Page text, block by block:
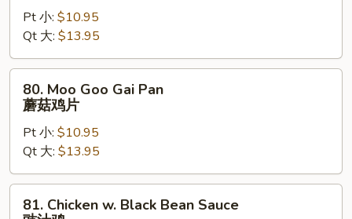
Snow
Peas
雪
豆
Pt 小: $10.95
Qt 大: $13.95
80.
Moo
Goo
Gai
Pan
蘑
菇
80. Moo Goo Gai Pan
蘑菇鸡片
Pt 小: $10.95
Qt 大: $13.95
81.
Chicken
81. Chicken w. Black Bean Sauce